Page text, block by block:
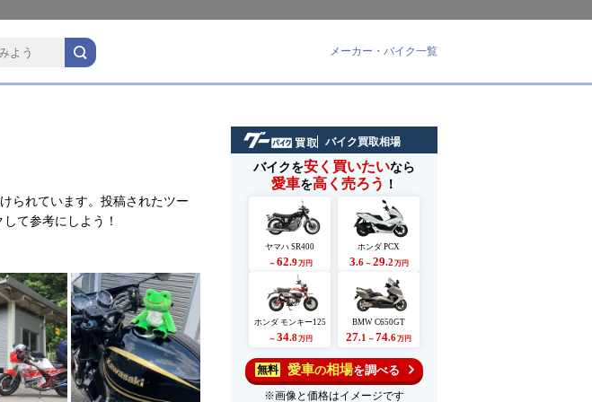
メーカー・バイク一覧
られています。投稿されたツー
て参考にしよう！
バイク買取相場
バイクを安く買いたいなら
愛車を高く売ろう ！
ヤマハ SR400
～ 62.9 万円
ホンダ PCX
3.6 ～ 29.2 万円
ホンダ モンキー125
～ 34.8万円
BMW C650GT
27.1 ～ 74.6万円
無料 愛車の相場を調べる
※画像と価格はイメージです